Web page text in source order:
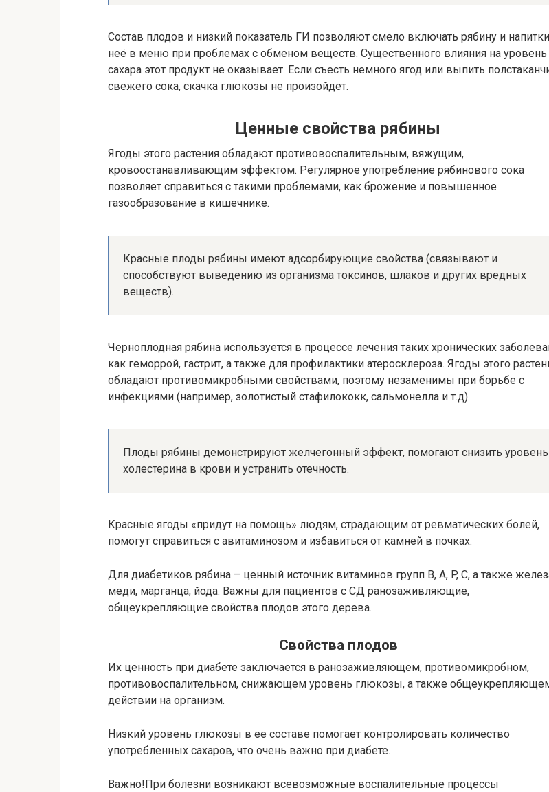
Состав плодов и низкий показатель ГИ позволяют смело включать рябину и
неё в меню при проблемах с обменом веществ. Существенного влияния на уровень
сахара этот продукт не оказывает. Если съесть немного ягод или выпить
свежего сока, скачка глюкозы не произойдет.
Ценные свойства рябины
Ягоды этого растения обладают противовоспалительным, вяжущим,
кровоостанавливающим эффектом. Регулярное употребление рябинового сока
позволяет справиться с такими проблемами, как брожение и повышенное
газообразование в кишечнике.
Красные плоды рябины имеют адсорбирующие свойства (связывают и
способствуют выведению из организма токсинов, шлаков и других вредных
веществ).
Черноплодная рябина используется в процессе лечения таких хронических
как геморрой, гастрит, а также для профилактики атеросклероза. Ягоды этого
обладают противомикробными свойствами, поэтому незаменимы при борьбе с
инфекциями (например, золотистый стафилококк, сальмонелла и т.д).
Плоды рябины демонстрируют желчегонный эффект, помогают снизить уровень
холестерина в крови и устранить отечность.
Красные ягоды «придут на помощь» людям, страдающим от ревматических болей,
помогут справиться с авитаминозом и избавиться от камней в почках.
Для диабетиков рябина – ценный источник витаминов групп B, A, P, C, а также
меди, марганца, йода. Важны для пациентов с СД ранозаживляющие,
общеукрепляющие свойства плодов этого дерева.
Свойства плодов
Их ценность при диабете заключается в ранозаживляющем, противомикробном,
противовоспалительном, снижающем уровень глюкозы, а также
действии на организм.
Низкий уровень глюкозы в ее составе помогает контролировать количество
употребленных сахаров, что очень важно при диабете.
Важно!При болезни возникают всевозможные воспалительные процессы